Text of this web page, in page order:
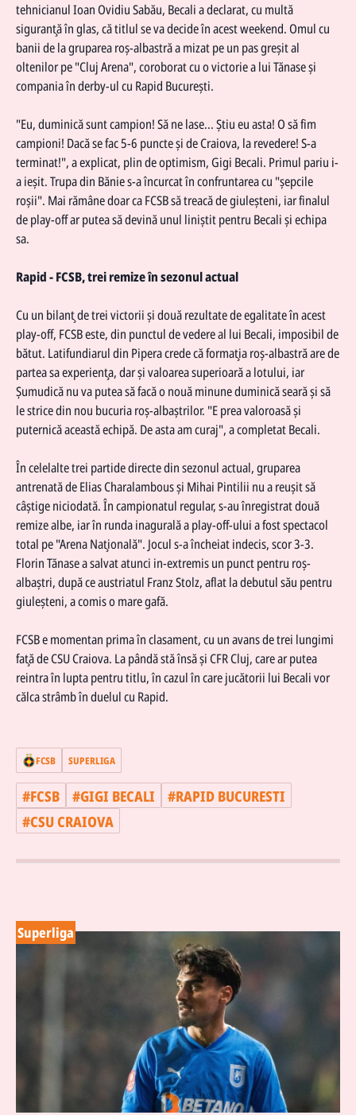
tehnicianul Ioan Ovidiu Sabău, Becali a declarat, cu multă
siguranţă în glas, că titlul se va decide în acest weekend. Omul cu
banii de la gruparea roş-albastră a mizat pe un pas greşit al
oltenilor pe "Cluj Arena", coroborat cu o victorie a lui Tănase şi
compania în derby-ul cu Rapid Bucureşti.
"Eu, duminică sunt campion! Să ne lase... Știu eu asta! O să fim
campioni! Dacă se fac 5-6 puncte și de Craiova, la revedere! S-a
terminat!", a explicat, plin de optimism, Gigi Becali. Primul pariu i-
a ieşit. Trupa din Bănie s-a încurcat în confruntarea cu "şepcile
roşii". Mai rămâne doar ca FCSB să treacă de giuleşteni, iar finalul
de play-off ar putea să devină unul liniştit pentru Becali şi echipa
sa.
Rapid - FCSB, trei remize în sezonul actual
Cu un bilanţ de trei victorii şi două rezultate de egalitate în acest
play-off, FCSB este, din punctul de vedere al lui Becali, imposibil de
bătut. Latifundiarul din Pipera crede că formaţia roş-albastră are de
partea sa experienţa, dar şi valoarea superioară a lotului, iar
Şumudică nu va putea să facă o nouă minune duminică seară şi să
le strice din nou bucuria roş-albaştrilor. "E prea valoroasă și
puternică această echipă. De asta am curaj", a completat Becali.
În celelalte trei partide directe din sezonul actual, gruparea
antrenată de Elias Charalambous şi Mihai Pintilii nu a reuşit să
câştige niciodată. În campionatul regular, s-au înregistrat două
remize albe, iar în runda inagurală a play-off-ului a fost spectacol
total pe "Arena Naţională". Jocul s-a încheiat indecis, scor 3-3.
Florin Tănase a salvat atunci in-extremis un punct pentru roş-
albaştri, după ce austriatul Franz Stolz, aflat la debutul său pentru
giuleşteni, a comis o mare gafă.
FCSB e momentan prima în clasament, cu un avans de trei lungimi
faţă de CSU Craiova. La pândă stă însă şi CFR Cluj, care ar putea
reintra în lupta pentru titlu, în cazul în care jucătorii lui Becali vor
călca strâmb în duelul cu Rapid.
FCSB SUPERLIGA
#FCSB #GIGI BECALI #RAPID BUCURESTI
#CSU CRAIOVA
Superliga